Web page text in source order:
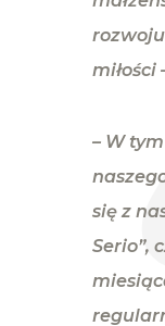
miłości
– W
się z
Serio”,